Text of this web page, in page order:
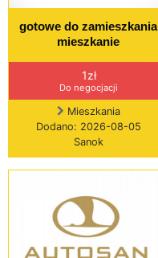
gotowe do zamieszkania
mieszkanie
1zł
Do negocjacji
Mieszkania
Dodano: 2026-08-05
Sanok